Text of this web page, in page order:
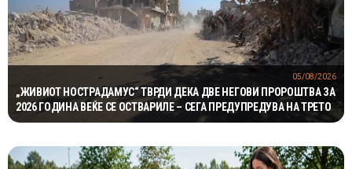
„ЖИВИОТ НОСТРАДАМУС“ ТВРДИ ДЕКА ДВЕ НЕГОВИ ПРОРОШТВА ЗА
2026 ГОДИНА ВЕЌЕ СЕ ОСТВАРИЛЕ – СЕГА ПРЕДУПРЕДУВА НА ТРЕТО
05/08/2026